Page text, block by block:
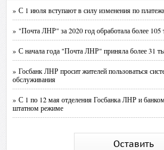
» С 1 июля вступают в силу изменения по
» "Почта ЛНР" за 2020 год обработала более
» С начала года "Почта ЛНР" приняла более 31
» Госбанк ЛНР просит жителей пользоваться
обслуживания
» С 1 по 12 мая отделения Госбанка ЛНР и
штатном режиме
Оставить